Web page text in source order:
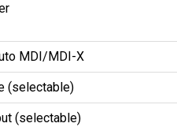
MDI/MDI-X
(selectable)
(selectable)